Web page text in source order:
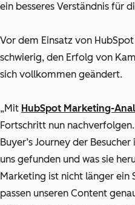
ein besseres Verständnis für
Vor dem Einsatz von
schwierig, den Erfolg von
sich vollkommen geändert.
„Mit HubSpot Marketing-
Fortschritt nun
Buyer’s Journey der Besucher
uns gefunden und was sie
Marketing ist nicht länger ein
passen unseren Content